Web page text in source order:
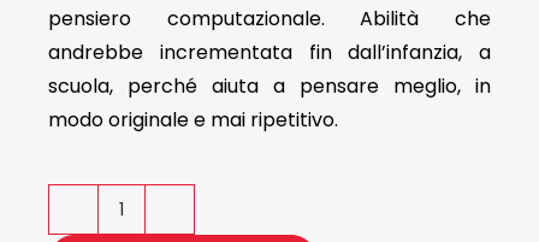
pensiero computazionale. Abilità che
andrebbe incrementata fin dall’infanzia, a
scuola, perché aiuta a pensare meglio, in
modo originale e mai ripetitivo.
Matematica